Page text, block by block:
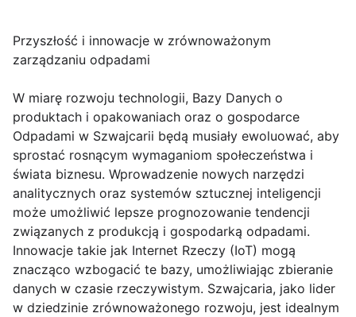
Przyszłość i innowacje w zrównoważonym
zarządzaniu odpadami
W miarę rozwoju technologii, Bazy Danych o
produktach i opakowaniach oraz o gospodarce
Odpadami w Szwajcarii będą musiały ewoluować, aby
sprostać rosnącym wymaganiom społeczeństwa i
świata biznesu. Wprowadzenie nowych narzędzi
analitycznych oraz systemów sztucznej inteligencji
może umożliwić lepsze prognozowanie tendencji
związanych z produkcją i gospodarką odpadami.
Innowacje takie jak Internet Rzeczy (IoT) mogą
znacząco wzbogacić te bazy, umożliwiając zbieranie
danych w czasie rzeczywistym. Szwajcaria, jako lider
w dziedzinie zrównoważonego rozwoju, jest idealnym